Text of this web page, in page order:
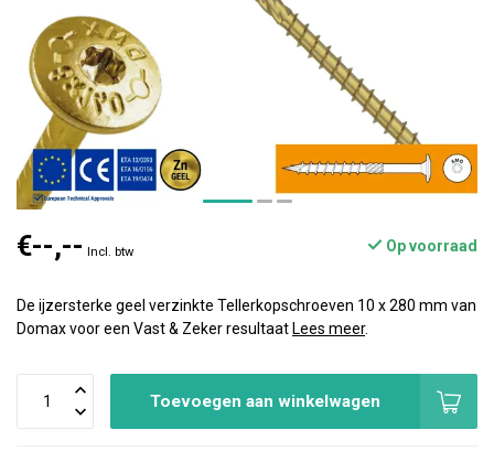
€--,-- Incl. btw Op voorraad
De ijzersterke geel verzinkte Tellerkopschroeven 10 x 280 mm van
Domax voor een Vast & Zeker resultaat Lees meer.
Toevoegen aan winkelwagen